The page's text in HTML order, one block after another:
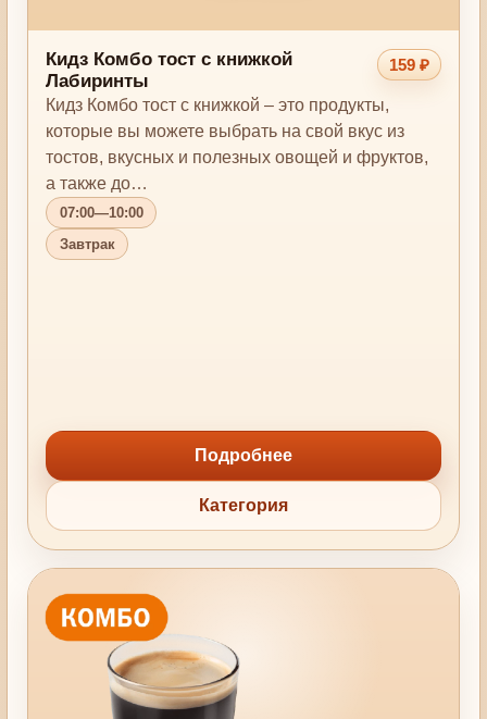
Кидз Комбо тост с книжкой
Лабиринты
159 ₽
Кидз Комбо тост с книжкой – это продукты,
которые вы можете выбрать на свой вкус из
тостов, вкусных и полезных овощей и фруктов,
а также до…
07:00—10:00
Завтрак
Подробнее
Категория